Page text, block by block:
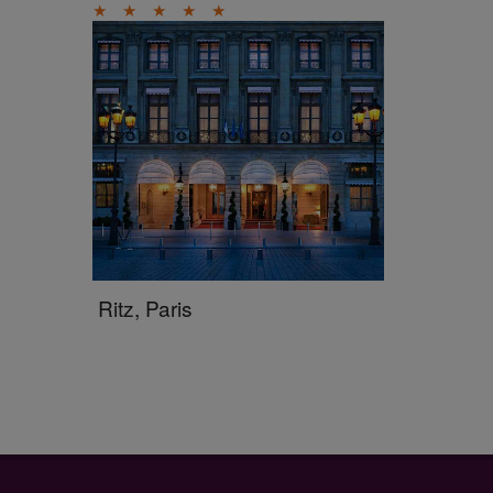
★ ★ ★ ★ ★
Ritz, Paris